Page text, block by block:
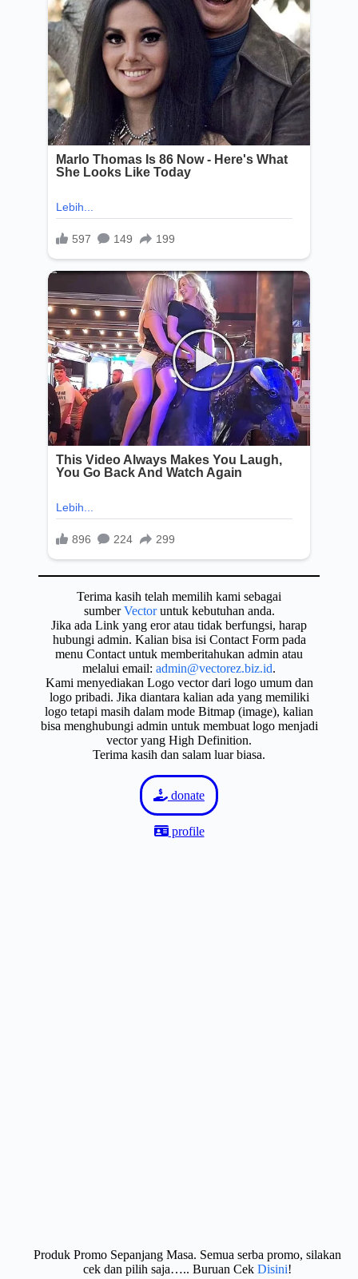
Terima kasih telah memilih kami sebagai
sumberVectoruntuk kebutuhan anda.
Jika ada Link yang eror atau tidak berfungsi, harap
hubungi admin. Kalian bisa isi Contact Form pada
menu Contact untuk memberitahukan admin atau
melalui email: admin@vectorez.biz.id.
Kami menyediakan Logo vector dari logo umum dan
logo pribadi. Jika diantara kalian ada yang memiliki
logo tetapi masih dalam mode Bitmap (image), kalian
bisa menghubungi admin untuk membuat logo menjadi
vector yang High Definition.
Terima kasih dan salam luar biasa.
donate
profile
Produk Promo Sepanjang Masa. Semua serba promo, silakan
cek dan pilih saja….. Buruan Cek Disini!